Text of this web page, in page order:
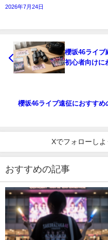
2026年7月24日
櫻坂46ライブ
初心者向けに
櫻坂46ライブ遠征におすすめ
Xでフォローしよ
おすすめの記事